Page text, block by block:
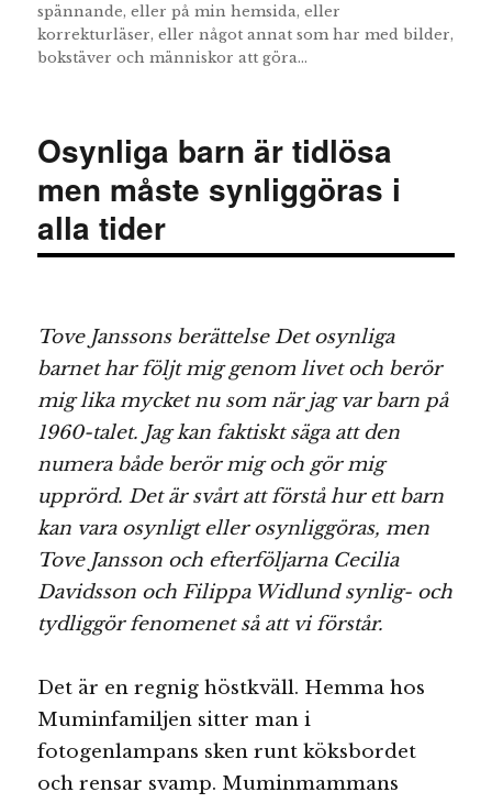
spännande, eller på min hemsida, eller
korrekturläser, eller något annat som har med bilder,
bokstäver och människor att göra…
Osynliga barn är tidlösa
men måste synliggöras i
alla tider
Tove Janssons berättelse Det osynliga
barnet har följt mig genom livet och berör
mig lika mycket nu som när jag var barn på
1960-talet. Jag kan faktiskt säga att den
numera både berör mig och gör mig
upprörd. Det är svårt att förstå hur ett barn
kan vara osynligt eller osynliggöras, men
Tove Jansson och efterföljarna Cecilia
Davidsson och Filippa Widlund synlig- och
tydliggör fenomenet så att vi förstår.
Det är en regnig höstkväll. Hemma hos
Muminfamiljen sitter man i
fotogenlampans sken runt köksbordet
och rensar svamp. Muminmammans